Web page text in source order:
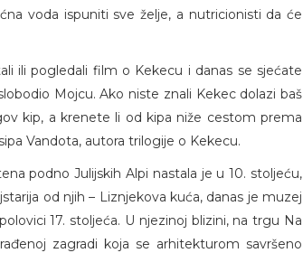
voda ispuniti sve želje, a nutricionisti da će
ili pogledali film o Kekecu i danas se sjećate
Mojcu. Ako niste znali Kekec dolazi baš
kip, a krenete li od kipa niže cestom prema
Vandota, autora trilogije o Kekecu.
podno Julijskih Alpi nastala je u 10. stoljeću,
od njih – Liznjekova kuća, danas je muzej
17. stoljeća. U njezinoj blizini, na trgu Na
zagradi koja se arhitekturom savršeno